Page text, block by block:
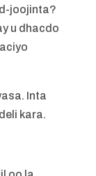
joojinta?
u dhacdo
Inta
kara.